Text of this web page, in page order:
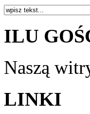
ILU
Naszą
LINKI